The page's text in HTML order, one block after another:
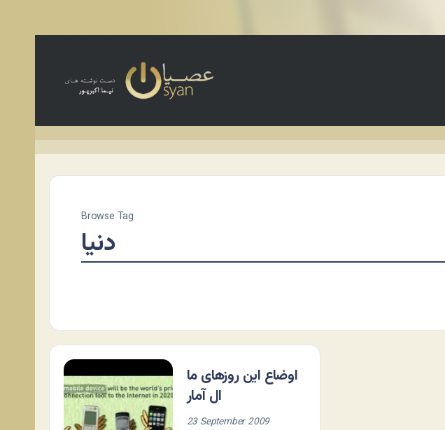
Browse Tag
دنیا
اوضاع این روزهای ما
ال آمار
23 September 2009